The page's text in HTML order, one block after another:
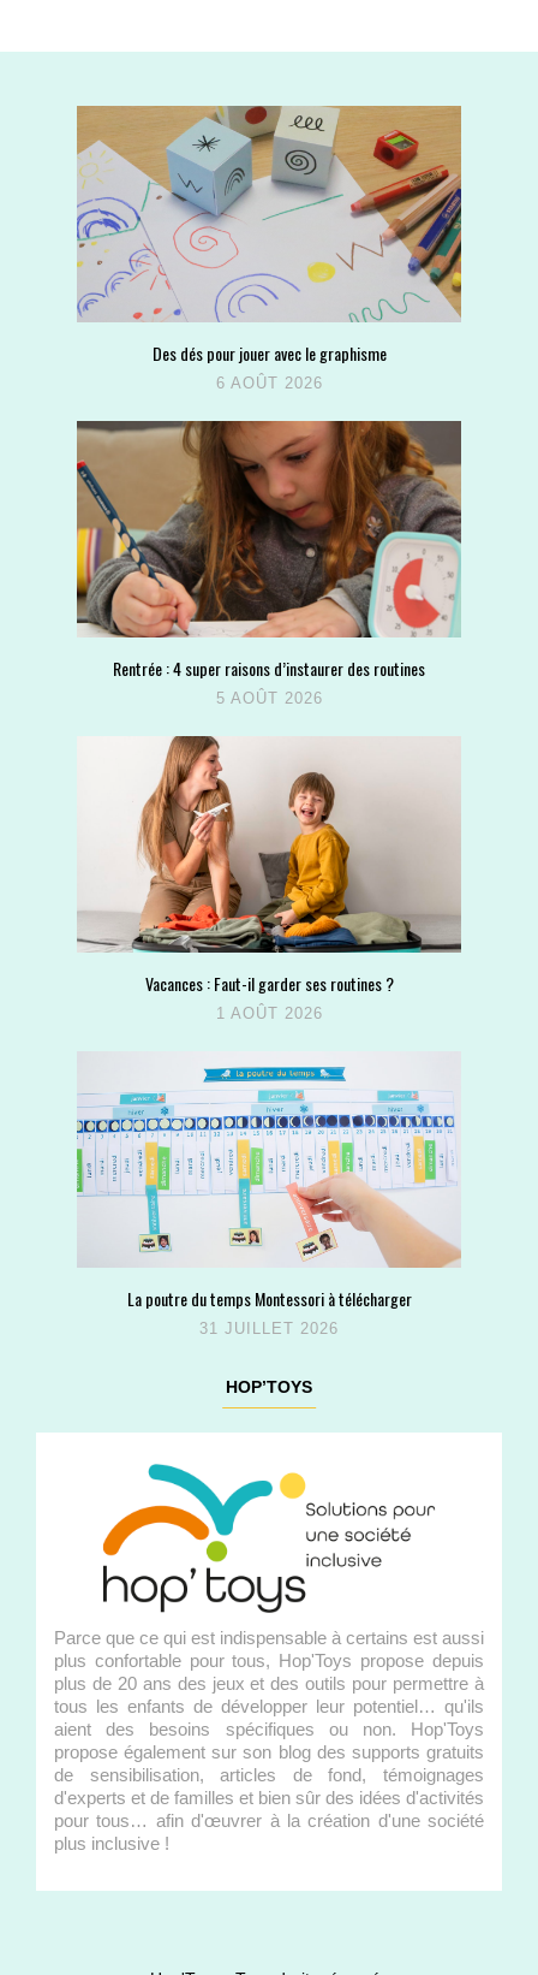
Des dés pour jouer avec le graphisme
6 AOÛT 2026
Rentrée : 4 super raisons d’instaurer des routines
5 AOÛT 2026
Vacances : Faut-il garder ses routines ?
1 AOÛT 2026
La poutre du temps Montessori à télécharger
31 JUILLET 2026
HOP’TOYS
Parce que ce qui est indispensable à certains est aussi
plus confortable pour tous, Hop'Toys propose depuis
plus de 20 ans des jeux et des outils pour permettre à
tous les enfants de développer leur potentiel… qu'ils
aient des besoins spécifiques ou non. Hop'Toys
propose également sur son blog des supports gratuits
de sensibilisation, articles de fond, témoignages
d'experts et de familles et bien sûr des idées d'activités
pour tous… afin d'œuvrer à la création d'une société
plus inclusive !